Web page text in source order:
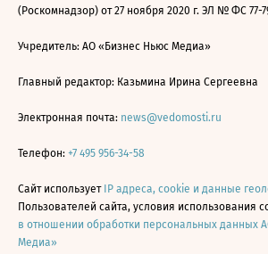
(Роскомнадзор) от 27 ноября 2020 г. ЭЛ № ФС 77-
Учредитель: АО «Бизнес Ньюс Медиа»
Главный редактор: Казьмина Ирина Сергеевна
Электронная почта: news@vedomosti.ru
Телефон: +7 495 956-34-58
Сайт использует IP адреса, cookie и данные
Пользователей сайта, условия использования
в отношении обработки персональных данных
Медиа»